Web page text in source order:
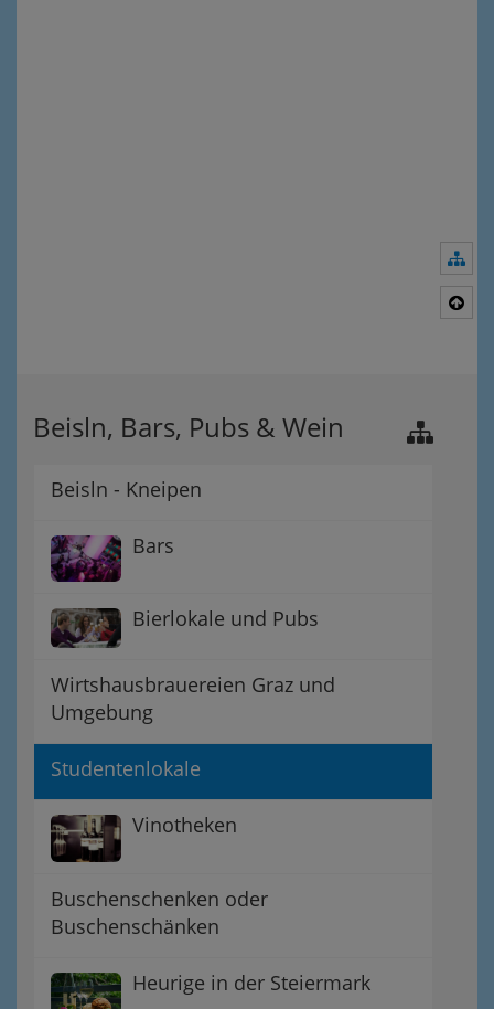
Beisln, Bars, Pubs & Wein
Beisln - Kneipen
Bars
Bierlokale und Pubs
Wirtshausbrauereien Graz und
Umgebung
Studentenlokale
Vinotheken
Buschenschenken oder
Buschenschänken
Heurige in der Steiermark